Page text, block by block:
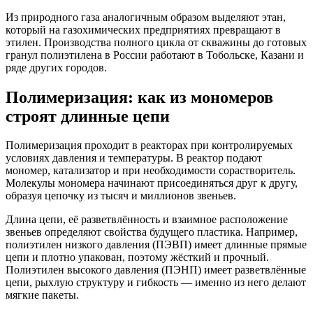
Из природного газа аналогичным образом выделяют этан,
который на газохимических предприятиях превращают в
этилен. Производства полного цикла от скважины до готовых
гранул полиэтилена в России работают в Тобольске, Казани и
ряде других городов.
Полимеризация: как из мономеров
строят длинные цепи
Полимеризация проходит в реакторах при контролируемых
условиях давления и температуры. В реактор подают
мономер, катализатор и при необходимости сорастворитель.
Молекулы мономера начинают присоединяться друг к другу,
образуя цепочку из тысяч и миллионов звеньев.
Длина цепи, её разветвлённость и взаимное расположение
звеньев определяют свойства будущего пластика. Например,
полиэтилен низкого давления (ПЭВП) имеет длинные прямые
цепи и плотно упакован, поэтому жёсткий и прочный.
Полиэтилен высокого давления (ПЭНП) имеет разветвлённые
цепи, рыхлую структуру и гибкость — именно из него делают
мягкие пакеты.